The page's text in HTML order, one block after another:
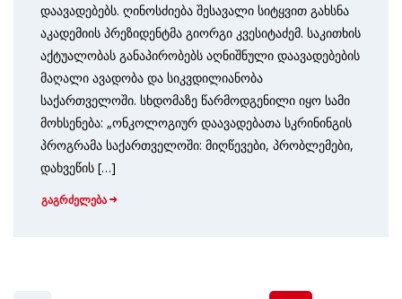
დაავადებებს. ღინოსძიება შესავალი სიტყვით გახსნა
აკადემიის პრეზიდენტმა გიორგი კვესიტაძემ. საკითხის
აქტუალობას განაპირობებს აღნიშნული დაავადებების
მაღალი ავადობა და სიკვდილიანობა
საქართველოში. სხდომაზე წარმოდგენილი იყო სამი
მოხსენება: „ონკოლოგიურ დაავადებათა სკრინინგის
პროგრამა საქართველოში: მიღწევები, პრობლემები,
დახვეწის […]
გაგრძელება